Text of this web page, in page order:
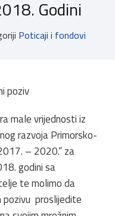
Godini
Poticaji i fondovi
poziv
male vrijednosti iz
razvoja Primorsko-
– 2020.“ za
godini sa
te molimo da
pozivu proslijedite